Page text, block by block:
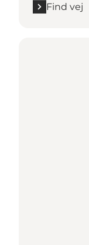
Find vej